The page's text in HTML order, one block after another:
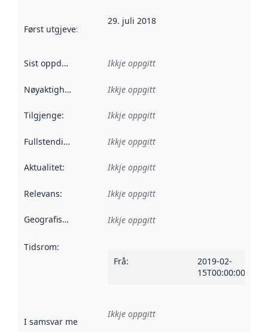
Først utgjeve: Denne datoen seier når dataa i dette
29. juli 2018
Sist oppdatert Ikkje oppgitt
Nøyaktigheit Ikkje oppgitt
Tilgjenge: Ikkje oppgitt
Fullstendigheit Ikkje oppgitt
Aktualitet: Ikkje oppgitt
Relevans: Ikkje oppgitt
Geografisk område Ikkje oppgitt
Tidsrom:
Frå:
2019-02-
15T00:00:00Z
I samsvar med Referanse til ei implementeringsregel eller
Ikkje oppgitt